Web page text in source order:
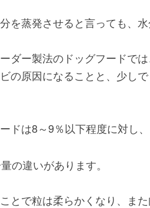
を蒸発させると言っても、水
ダー製法のドッグフードで
の原因になることと、少し
ドは8～9％以下程度に対し
の違いがあります。
とで粒は柔らかくなり、ま